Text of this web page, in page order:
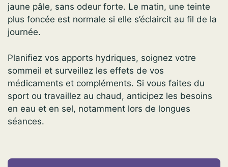
jaune pâle, sans odeur forte. Le matin, une teinte
plus foncée est normale si elle s’éclaircit au fil de la
journée.
Planifiez vos apports hydriques, soignez votre
sommeil et surveillez les effets de vos
médicaments et compléments. Si vous faites du
sport ou travaillez au chaud, anticipez les besoins
en eau et en sel, notamment lors de longues
séances.